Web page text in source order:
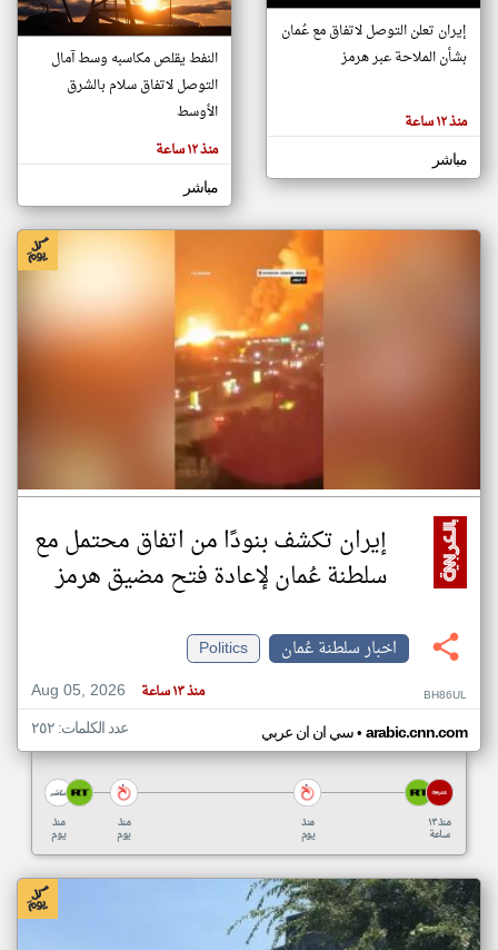
تغيير الدولة
مصادر الأخبار من سلطنة عُمان
اخبار سلطنة عُمان على مدار الساعة
أهم اخبار سلطنة عُمان العاجلة والمباشرة
المقالات
الموجوده
هنا عن
وجهة
كاتبيها.
إيران تعلن التوصل لاتفاق مع عُمان
بشأن الملاحة عبر هرمز
منذ ١٢ ساعة
مباشر
النفط يقلص مكاسبه وسط آمال
التوصل لاتفاق سلام بالشرق
الأوسط
منذ ١٢ ساعة
مباشر
إيران تكشف بنودًا من اتفاق محتمل مع
سلطنة عُمان لإعادة فتح مضيق هرمز
اخبار سلطنة عُمان
Politics
Aug 05, 2026
منذ ١٣ ساعة BH86UL
سي ان ان عربي• arabic.cnn.com عدد الكلمات: ٢٥٢
منذ
يوم
منذ
يوم
منذ
يوم
منذ ١٣
ساعة
klyoum.com